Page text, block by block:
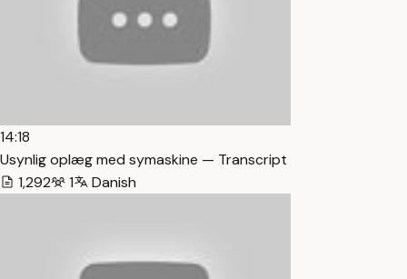
14:18
Usynlig oplæg med symaskine — Transcript
1,292
1 Danish